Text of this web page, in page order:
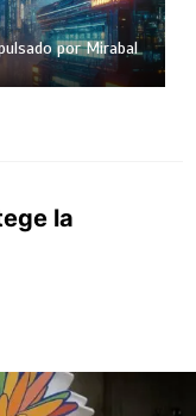
por Mirabal
la